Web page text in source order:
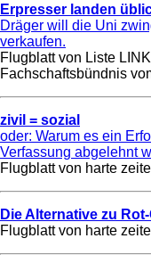
Erpresser landen
Dräger will die Uni
verkaufen.
Flugblatt von Liste
Fachschaftsbündnis
zivil = sozial
oder: Warum es ein
Verfassung abgelehnt
Flugblatt von harte
Die Alternative zu
Flugblatt von harte